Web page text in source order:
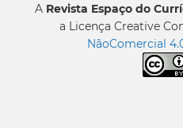
A Revista Espaço do
a Licença Creative
NãoComercial